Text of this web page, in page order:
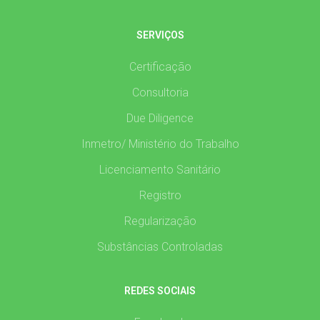
SERVIÇOS
Certificação
Consultoria
Due Diligence
Inmetro/ Ministério do Trabalho
Licenciamento Sanitário
Registro
Regularização
Substâncias Controladas
REDES SOCIAIS